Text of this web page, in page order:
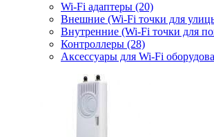
Wi-Fi адаптеры (20)
Внешние (Wi-Fi точки для
Внутренние (Wi-Fi точки для
Контроллеры (28)
Аксессуары для Wi-Fi